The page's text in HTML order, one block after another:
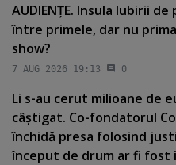
AUDIENŢE. Insula Iubirii
între primele, dar nu
show?
7 AUG 2026 19:13 0
Li s-au cerut milioane de
câştigat. Co-fondatorul
închidă presa folosind
început de drum ar fi fost